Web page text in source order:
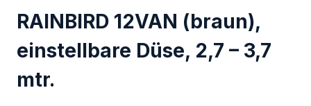
RAINBIRD 12VAN (braun),
einstellbare Düse, 2,7 – 3,7
mtr.